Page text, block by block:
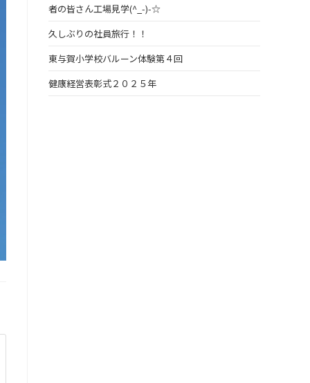
者の皆さん工場見学(^_-)-☆
久しぶりの社員旅行！！
東与賀小学校バルーン体験第４回
健康経営表彰式２０２５年